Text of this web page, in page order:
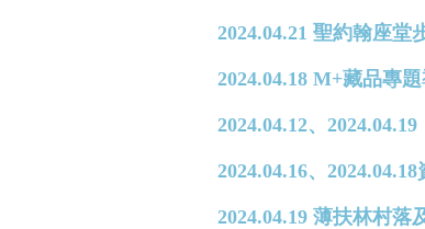
2024.04.21 聖約翰座堂
2024.04.18 M+藏品專
2024.04.12、
2024.04.16、
2024.04.19 薄扶林村落